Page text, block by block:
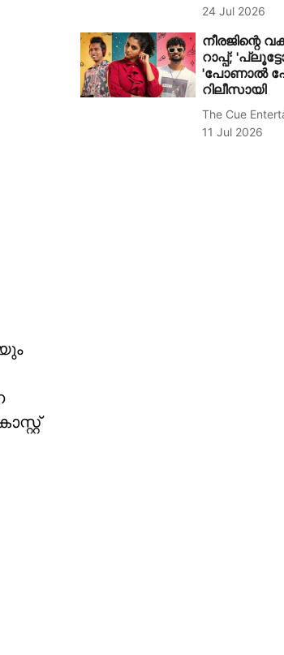
24 Jul 2026
റാപ്പ്;
'പോണാൽ
റിലീസായി
The Cue
11 Jul 2026